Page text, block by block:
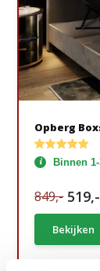
Opberg
Binnen
849,- 519,-
Bekijken